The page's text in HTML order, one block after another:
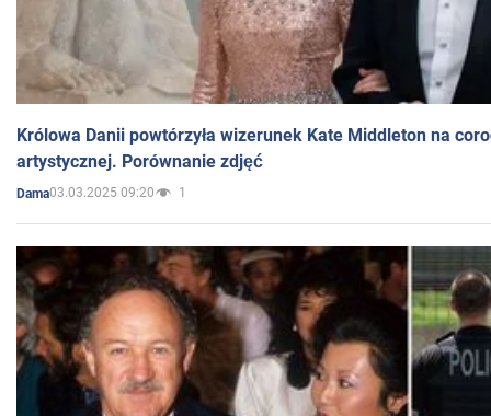
Królowa Danii powtórzyła wizerunek Kate Middleton na
artystycznej. Porównanie zdjęć
Dama03.03.2025 09:20 1